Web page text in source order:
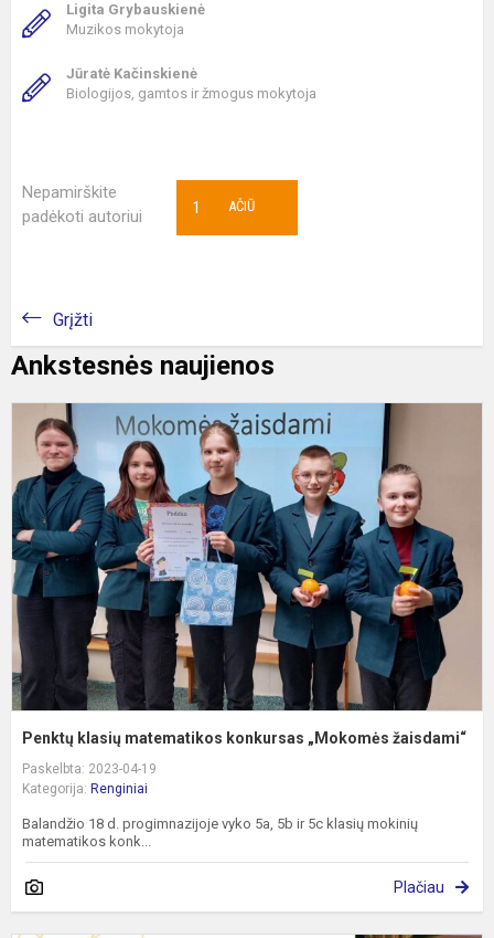
Ligita Grybauskienė
Muzikos mokytoja
Jūratė Kačinskienė
Biologijos, gamtos ir žmogus mokytoja
Nepamirškite
padėkoti autoriui
AČIŪ
1
Grįžti
Ankstesnės naujienos
Penktų klasių matematikos konkursas „Mokomės žaisdami“
Paskelbta: 2023-04-19
Kategorija: Renginiai
Balandžio 18 d. progimnazijoje vyko 5a, 5b ir 5c klasių mokinių
matematikos konk...
Plačiau